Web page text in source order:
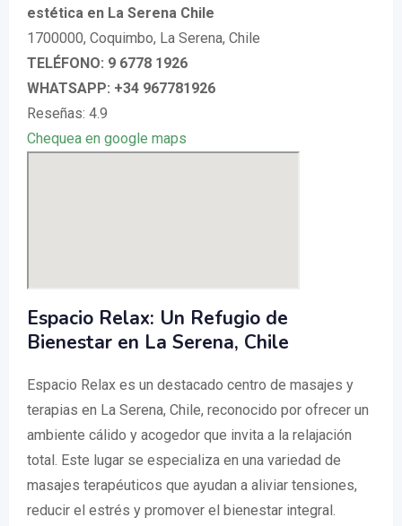
estética en La Serena Chile
1700000, Coquimbo, La Serena, Chile
TELÉFONO: 9 6778 1926
WHATSAPP: +34 967781926
Reseñas: 4.9
Chequea en google maps
Espacio Relax: Un Refugio de
Bienestar en La Serena, Chile
Espacio Relax es un destacado centro de masajes y
terapias en La Serena, Chile, reconocido por ofrecer un
ambiente cálido y acogedor que invita a la relajación
total. Este lugar se especializa en una variedad de
masajes terapéuticos que ayudan a aliviar tensiones,
reducir el estrés y promover el bienestar integral.